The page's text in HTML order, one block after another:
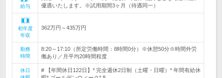
給与
優遇いたします。※試用期間3ヶ月（待遇同一）
初年度
年収
362万円～435万円
勤務
時間
8:20～17:10（所定労働時間：8時間0分）※休憩50分※時間外労
働あり／月平均20時間程度
休日
# 【年間休日122日】* 完全週休2日制（土曜・日曜）* 年間有給休